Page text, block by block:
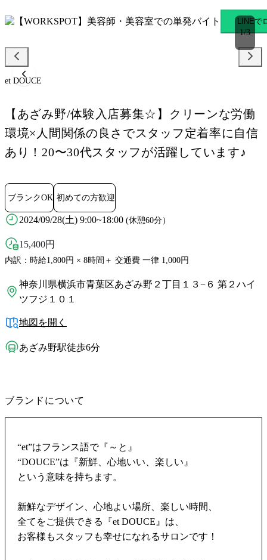
et DOUCE あざみ野駅のスキ
LINEで
1/3
et DOUCE
【あざみ野/体験入店募集☆】クリーンな労働
環境×人間関係の良さでスタッフ定着率に自信
あり！20〜30代スタッフが活躍しています♪
ブランクOK 初めての方歓迎
2024/09/28(土) 9:00~18:00 (休憩60分）
15,400円
内訳：時給1,800円 × 8時間＋ 交通費 一律 1,000円
神奈川県横浜市青葉区あざみ野２丁目１３−６ 第２ハイ
ツフジ１０１
地図を開く
あざみ野駅徒歩6分
ブランドについて
“et”はフランス語で『～と』
“DOUCE”は『新鮮、心地いい、楽しい』
という意味を持ちます。
新鮮なデザイン、心地よい場所、楽しい時間、
全てをご提供できる『et DOUCE』は、
お客様もスタッフも幸せになれるサロンです！